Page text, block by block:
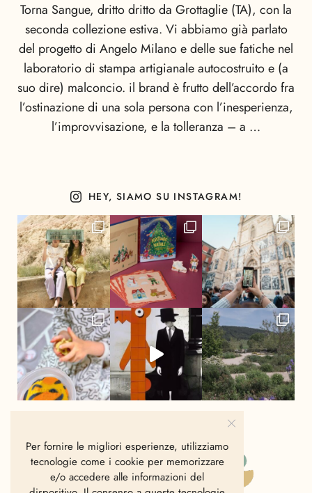
Torna Sangue, dritto dritto da Grottaglie (TA), con la
seconda collezione estiva. Vi abbiamo già parlato
del progetto di Angelo Milano e delle sue fatiche nel
laboratorio di stampa artigianale autocostruito e (a
suo dire) malconcio. il brand è frutto dell’accordo fra
l’ostinazione di una sola persona con l’inesperienza,
l’improvvisazione, e la tolleranza – a …
HEY, SIAMO SU INSTAGRAM!
Per fornire le migliori esperienze, utilizziamo
tecnologie come i cookie per memorizzare
e/o accedere alle informazioni del